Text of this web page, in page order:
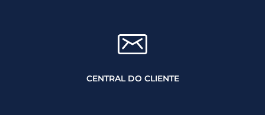
CENTRAL DO CLIENTE